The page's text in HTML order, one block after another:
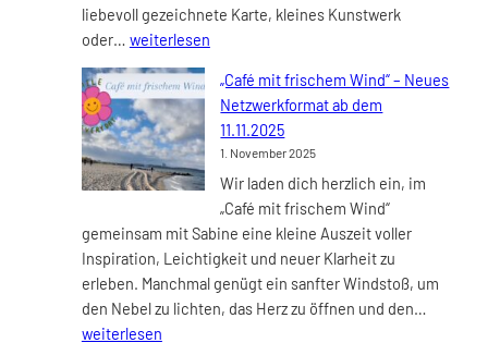
liebevoll gezeichnete Karte, kleines Kunstwerk
oder… Neues
Workshop-
Angebot:
Kreative
Weihnachtsfreude
–
Sketchnotes
Herz
und
Jahresausklang
weiterlesen
„Café mit frischem Wind“ – Neues
Netzwerkformat ab dem
11.11.2025
1. November 2025
Wir laden dich herzlich ein, im
„Café mit frischem Wind“
gemeinsam mit Sabine eine kleine Auszeit voller
Inspiration, Leichtigkeit und neuer Klarheit zu
erleben. Manchmal genügt ein sanfter Windstoß, um
den Nebel zu lichten, das Herz zu öffnen und den…
weiterlesen